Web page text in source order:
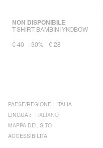
T-SHIRT BAMBINI YKOBOW
NON DISPONIBILE
€ 40 -30% € 28
PAESE/REGIONE : ITALIA
LINGUA :
ITALIANO
MAPPA DEL SITO
ACCESSIBILITÀ